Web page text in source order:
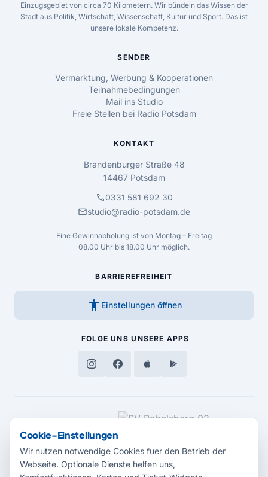
Einzugsgebiet von circa 70 Kilometern. Wir bündeln das Wissen der
Stadt aus Politik, Wirtschaft, Wissenschaft, Kultur und Sport. Das ist
unsere lokale Kompetenz.
SENDER
Vermarktung, Werbung & Kooperationen
Teilnahmebedingungen
Mail ins Studio
Freie Stellen bei Radio Potsdam
KONTAKT
Brandenburger Straße 48
14467 Potsdam
call0331 581 692 30
mailstudio@radio-potsdam.de
Eine Gewinnabholung ist von Montag – Freitag
08.00 Uhr bis 18.00 Uhr möglich.
BARRIEREFREIHEIT
accessibility_new Einstellungen öffnen
FOLGE UNS UNSERE APPS
MEDIENPARTNER
Cookie-Einstellungen
Wir nutzen notwendige Cookies fuer den Betrieb der
Webseite. Optionale Dienste helfen uns,